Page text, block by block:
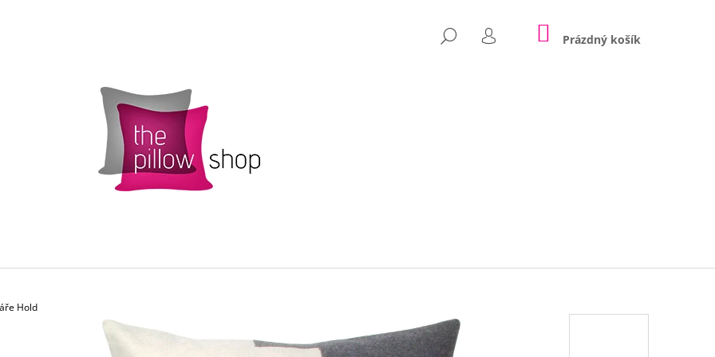
HLEDAT
PŘIHLÁŠENÍ
NÁKUPNÍ
KOŠÍK
Prázdný košík
Hold
CO POTŘEBUJETE NAJÍT?
HLEDAT
POVLAK POLŠTÁŘKU SMARTIES S
ŽLUTÝ POVLAK POLŠTÁŘE NINA